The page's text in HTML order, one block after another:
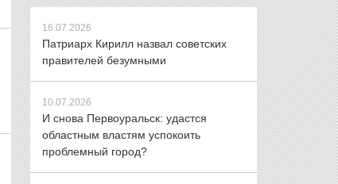
16.07.2026
Патриарх Кирилл назвал советских
правителей безумными
10.07.2026
И снова Первоуральск: удастся
областным властям успокоить
проблемный город?